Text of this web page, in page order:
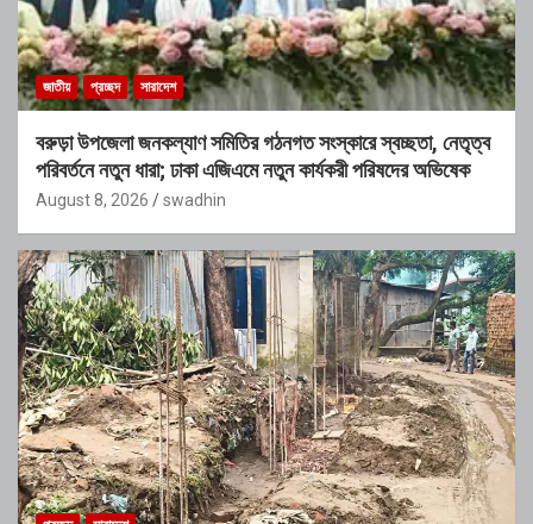
জাতীয় প্রচ্ছদ সারাদেশ
বরুড়া উপজেলা জনকল্যাণ সমিতির গঠনগত সংস্কারে স্বচ্ছতা, নেতৃত্ব
পরিবর্তনে নতুন ধারা; ঢাকা এজিএমে নতুন কার্যকরী পরিষদের অভিষেক
August 8, 2026 swadhin